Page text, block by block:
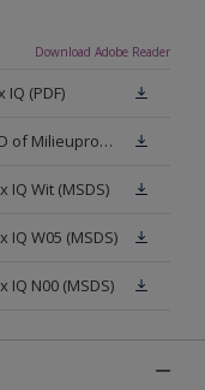
Download Adobe Reader
(PDF)
Sikkens Exterior Wall Paints A - EPD of Milieuproductverklaring
Wit (MSDS)
W05 (MSDS)
N00 (MSDS)